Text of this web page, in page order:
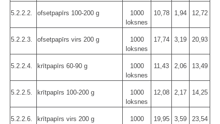
5.2.2.2. ofsetpapīrs 100-200 g
1000
loksnes
10,78 1,94 12,72
5.2.2.3. ofsetpapīrs virs 200 g
1000
loksnes
17,74 3,19 20,93
5.2.2.4. krītpapīrs 60-90 g
1000
loksnes
11,43 2,06 13,49
5.2.2.5. krītpapīrs 100-200 g
1000
loksnes
12,08 2,17 14,25
5.2.2.6. krītpapīrs virs 200 g
1000
19,95 3,59 23,54